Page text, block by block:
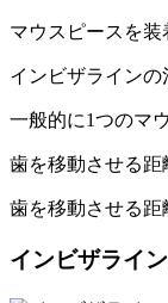
マウスピースを装
インビザラインの
一般的に1つのマ
歯を移動させる距
歯を移動させる距
インビザライ